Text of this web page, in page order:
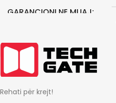
GARANCIONI NE MUAJ
Rehati për krejt!